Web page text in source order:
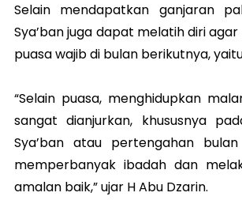
Selain mendapatkan ganjaran
Sya’ban juga dapat melatih diri
puasa wajib di bulan berikutnya,
“Selain puasa, menghidupkan
sangat dianjurkan, khususnya
Sya’ban atau pertengahan bulan
memperbanyak ibadah dan
amalan baik,” ujar H Abu Dzarin.